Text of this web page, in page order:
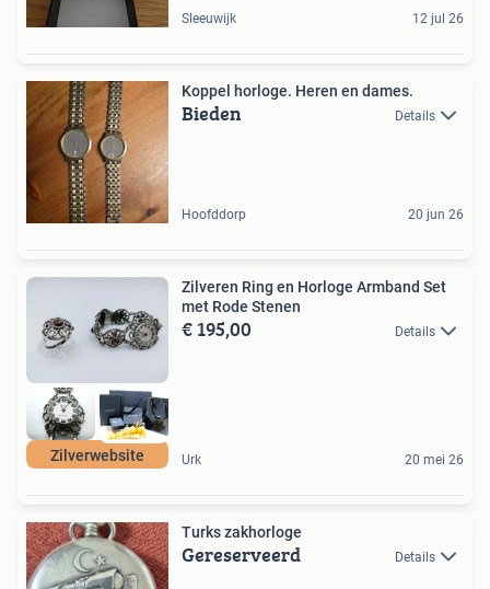
Sleeuwijk 12 jul 26
Koppel horloge. Heren en dames.
Bieden Details
Hoofddorp 20 jun 26
Zilverwebsite
Zilveren Ring en Horloge Armband Set
met Rode Stenen
€ 195,00 Details
Urk 20 mei 26
Turks zakhorloge
Gereserveerd Details